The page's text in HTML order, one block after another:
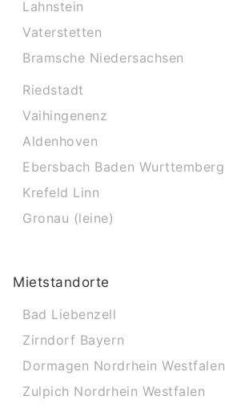
Lahnstein
Vaterstetten
Bramsche Niedersachsen
Riedstadt
Vaihingenenz
Aldenhoven
Ebersbach Baden Wurttemberg
Krefeld Linn
Gronau (leine)
Mietstandorte
Bad Liebenzell
Zirndorf Bayern
Dormagen Nordrhein Westfalen
Zulpich Nordrhein Westfalen